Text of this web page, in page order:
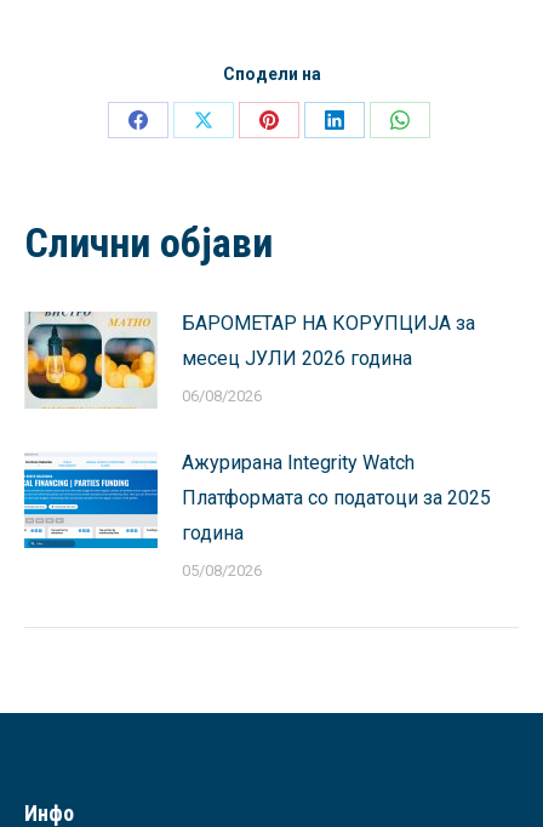
Сподели на
Share
Share
Share
Share
Share
Слични објави
БАРОМЕТАР НА КОРУПЦИЈА за
месец ЈУЛИ 2026 година
06/08/2026
Ажурирана Integrity Watch
Платформата со податоци за 2025
година
05/08/2026
Инфо